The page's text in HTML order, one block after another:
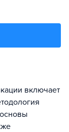
включает